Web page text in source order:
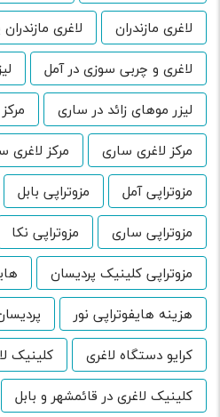
لاغری مازندران
لاغری
لاغری و چربی سوزی در آمل
لیزر موهای زائد در ساری
مرکز لاغری ساری
مرکز لاغری
مزوتراپی آمل
مزوتراپی بابل
مزوتراپی ساری
مزوتراپی نکا
مزوتراپی کلینیک پردیسان
هزینه هایفوتراپی نور
کرایو دستگاه لاغری
کلینیک
کلینیک لاغری در قائمشهر و بابل